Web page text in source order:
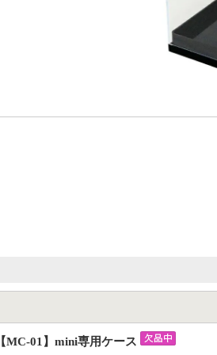
【MC-01】mini専用ケース